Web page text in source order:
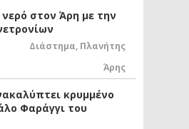
στον Άρη με την
Διάστημα, Πλανήτης
Άρης
κρυμμένο
Φαράγγι του